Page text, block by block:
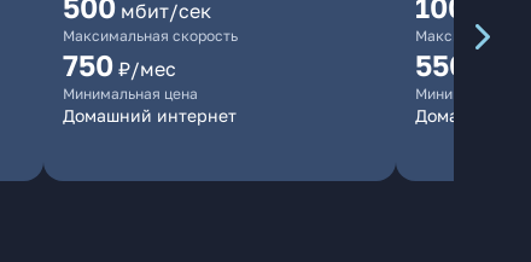
мбит/сек
Максимальная скорость
750 ₽/мес
Минимальная цена
Домашний интернет
Максимальная
550
Минимальная
Домашний